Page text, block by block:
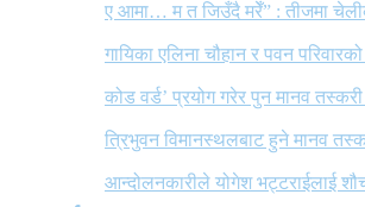
ए आमा… म त जिउँदै मरेँ” : तीजमा
गायिका एलिना चौहान र पवन
कोड वर्ड’ प्रयोग गरेर पुन मानव
त्रिभुवन विमानस्थलबाट हुने मानव
आन्दोलनकारीले योगेश भट्टराईलाई